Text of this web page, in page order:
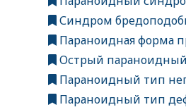
Синдром
Параноидная форма
Острый
Параноидный тип
Параноидный тип